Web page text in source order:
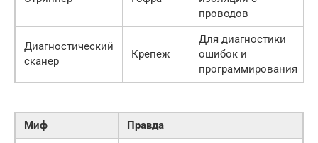
проводов
Диагностический
сканер
Крепеж
Для диагностики
ошибок и
программирования
Миф
Правда